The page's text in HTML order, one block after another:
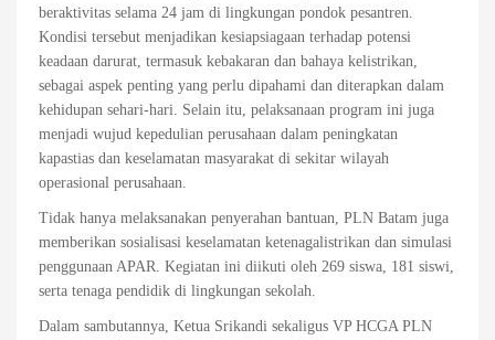
beraktivitas selama 24 jam di lingkungan pondok pesantren.
Kondisi tersebut menjadikan kesiapsiagaan terhadap potensi
keadaan darurat, termasuk kebakaran dan bahaya kelistrikan,
sebagai aspek penting yang perlu dipahami dan diterapkan dalam
kehidupan sehari-hari. Selain itu, pelaksanaan program ini juga
menjadi wujud kepedulian perusahaan dalam peningkatan
kapastias dan keselamatan masyarakat di sekitar wilayah
operasional perusahaan.
Tidak hanya melaksanakan penyerahan bantuan, PLN Batam juga
memberikan sosialisasi keselamatan ketenagalistrikan dan simulasi
penggunaan APAR. Kegiatan ini diikuti oleh 269 siswa, 181 siswi,
serta tenaga pendidik di lingkungan sekolah.
Dalam sambutannya, Ketua Srikandi sekaligus VP HCGA PLN